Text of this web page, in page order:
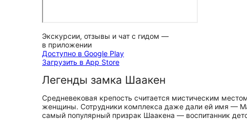
Экскурсии, отзывы и чат с гидом —
в приложении
Доступно в Google Play
Загрузить в App Store
Легенды замка Шаакен
Средневековая крепость считается мистическим
женщины. Сотрудники комплекса даже дали ей имя —
самый популярный призрак Шаакена — воспитанник